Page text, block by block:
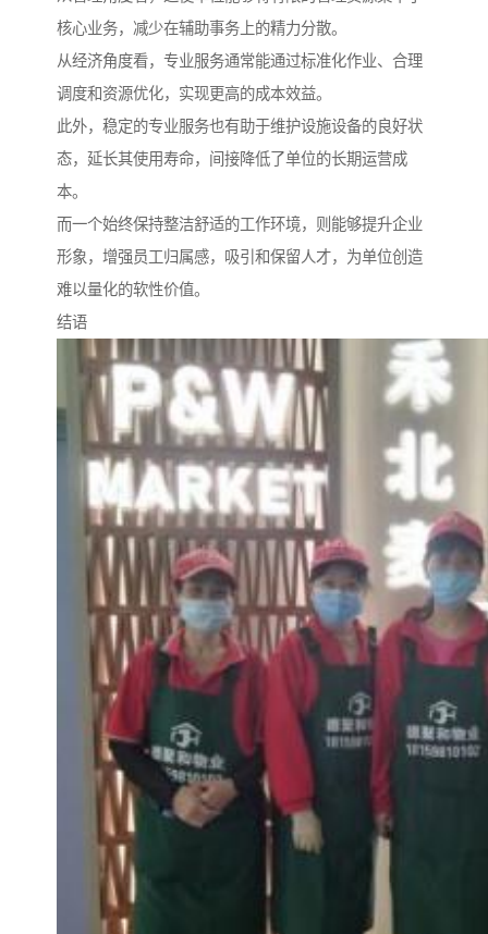
核心业务，减少在辅助事务上的精力分散。
从经济角度看，专业服务通常能通过标准化作业、合理
调度和资源优化，实现更高的成本效益。
此外，稳定的专业服务也有助于维护设施设备的良好状
态，延长其使用寿命，间接降低了单位的长期运营成
本。
而一个始终保持整洁舒适的工作环境，则能够提升企业
形象，增强员工归属感，吸引和保留人才，为单位创造
难以量化的软性价值。
结语